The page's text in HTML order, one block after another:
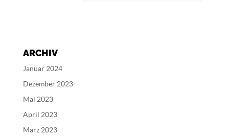
r
n
i
v
ARCHIV
Januar 2024
Dezember 2023
Mai 2023
April 2023
März 2023